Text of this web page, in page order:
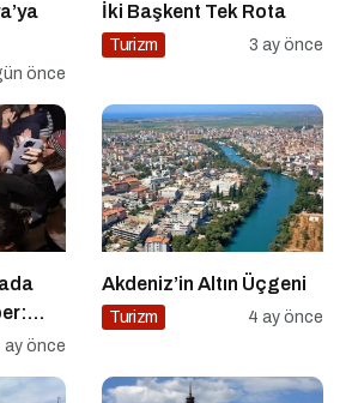
önce
İki Başkent Tek Rota
Turizm 3 ay önce
ay önce
Akdeniz’in Altın Üçgeni
Turizm 4 ay önce